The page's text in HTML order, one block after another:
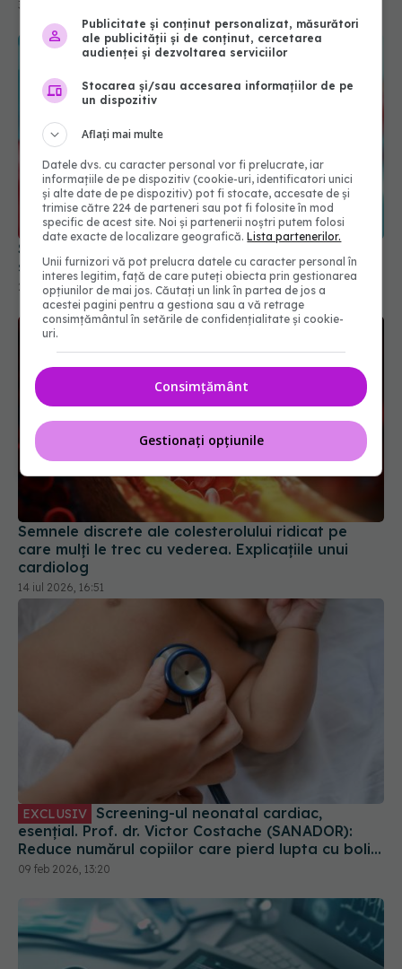
31 mai 2026, 20:14
Schimbări majore în testarea colesterolului. Care
sunt noile valori normale
28 mar 2026, 16:00
Semnele discrete ale colesterolului ridicat pe
care mulți le trec cu vederea. Explicațiile unui
cardiolog
14 iul 2026, 16:51
EXCLUSIV
esențial. Prof. dr. Victor Costache (SANADOR):
Reduce numărul copiilor care pierd lupta cu bolile
cardiace
09 feb 2026, 13:20
Publicitate și conținut personalizat, măsurători
ale publicității și de conținut, cercetarea
audienței și dezvoltarea serviciilor
Stocarea și/sau accesarea informațiilor de pe
un dispozitiv
Aflați mai multe
Datele dvs. cu caracter personal vor fi prelucrate, iar
informațiile de pe dispozitiv (cookie-uri, identificatori unici
și alte date de pe dispozitiv) pot fi stocate, accesate de și
trimise către 224 de parteneri sau pot fi folosite în mod
specific de acest site. Noi și partenerii noștri putem folosi
date exacte de localizare geografică.Lista partenerilor.
Unii furnizori vă pot prelucra datele cu caracter personal în
interes legitim, față de care puteți obiecta prin gestionarea
opțiunilor de mai jos. Căutați un link în partea de jos a
acestei pagini pentru a gestiona sau a vă retrage
consimțământul în setările de confidențialitate și cookie-
uri.
Consimțământ
Gestionați opțiunile